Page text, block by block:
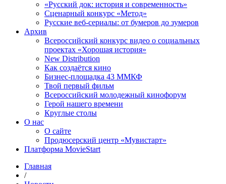
«Русский док: история и современность»
Сценарный конкурс «Метод»
Русские веб-сериалы: от бумеров до зумеров
Архив
Всероссийский конкурс видео о социальных
проектах «Хорошая история»
New Distribution
Как создаётся кино
Бизнес-площадка 43 ММКФ
Твой первый фильм
Всероссийский молодежный кинофорум
Герой нашего времени
Круглые столы
О нас
О сайте
Продюсерский центр «Мувистарт»
Платформа MovieStart
Главная
/